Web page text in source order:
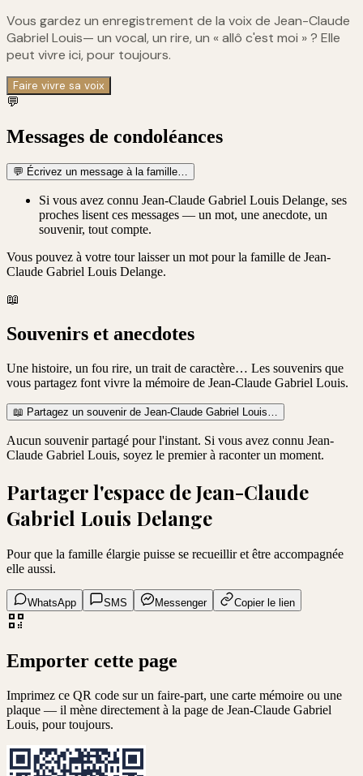
Vous gardez un enregistrement de la voix de Jean-Claude
Gabriel Louis— un vocal, un rire, un « allô c'est moi » ? Elle
peut vivre ici, pour toujours.
Faire vivre sa voix
💬
Messages de condoléances
💬 Écrivez un message à la famille…
Si vous avez connu Jean-Claude Gabriel Louis Delange, ses
proches lisent ces messages — un mot, une anecdote, un
souvenir, tout compte.
Vous pouvez à votre tour laisser un mot pour la famille de Jean-
Claude Gabriel Louis Delange.
📖
Souvenirs et anecdotes
Une histoire, un fou rire, un trait de caractère… Les souvenirs que
vous partagez font vivre la mémoire de Jean-Claude Gabriel Louis.
📖 Partagez un souvenir de Jean-Claude Gabriel Louis…
Aucun souvenir partagé pour l'instant. Si vous avez connu Jean-
Claude Gabriel Louis, soyez le premier à raconter un moment.
Partager l'espace deJean-Claude
Gabriel Louis Delange
Pour que la famille élargie puisse se recueillir et être accompagnée
elle aussi.
WhatsApp SMS Messenger Copier le lien
Emporter cette page
Imprimez ce QR code sur un faire-part, une carte mémoire ou une
plaque — il mène directement à la page de Jean-Claude Gabriel
Louis, pour toujours.